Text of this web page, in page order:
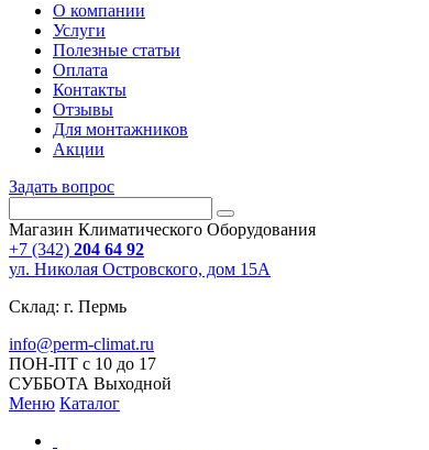
О компании
Услуги
Полезные статьи
Оплата
Контакты
Отзывы
Для монтажников
Акции
Задать вопрос
Магазин Климатического Оборудования
+7 (342) 204 64 92
ул. Николая Островского, дом 15А
Склад: г. Пермь
info@perm-climat.ru
ПОН-ПТ с 10 до 17
СУББОТА Выходной
Меню Каталог